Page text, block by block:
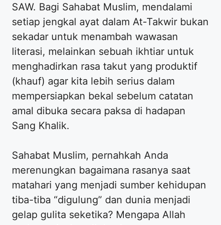
SAW. Bagi Sahabat Muslim, mendalami
setiap jengkal ayat dalam At-Takwir bukan
sekadar untuk menambah wawasan
literasi, melainkan sebuah ikhtiar untuk
menghadirkan rasa takut yang produktif
(khauf) agar kita lebih serius dalam
mempersiapkan bekal sebelum catatan
amal dibuka secara paksa di hadapan
Sang Khalik.
Sahabat Muslim, pernahkah Anda
merenungkan bagaimana rasanya saat
matahari yang menjadi sumber kehidupan
tiba-tiba “digulung” dan dunia menjadi
gelap gulita seketika? Mengapa Allah